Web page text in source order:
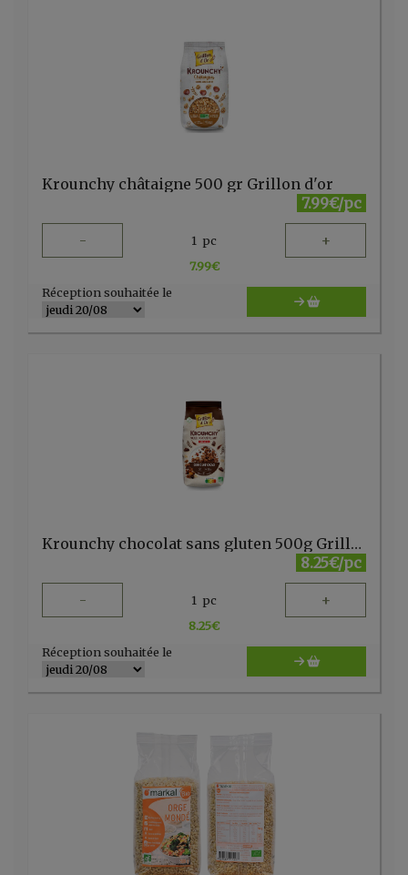
Krounchy châtaigne 500 gr Grillon d'or
7.99€/pc
- 1 pc +
7.99€
Réception souhaitée le
Krounchy chocolat sans gluten 500g Grillon d'or
8.25€/pc
- 1 pc +
8.25€
Réception souhaitée le